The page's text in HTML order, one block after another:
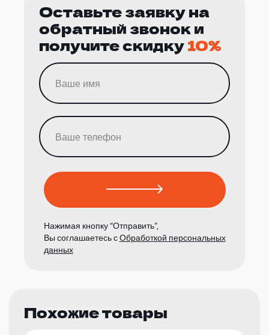
Оставьте заявку на
обратный звонок и
получите скидку10%
Нажимая кнопку “Отправить”,
Вы соглашаетесь сОбработкой персональных
данных
Похожие товары